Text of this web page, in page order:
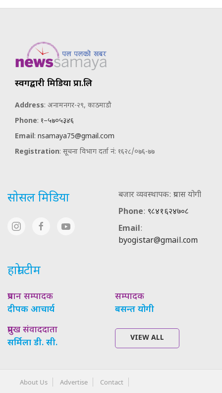
स्वर्गद्वारी मिडिया प्रा.लि
Address: अनामनगर-२९, काठमाडौ
Phone: १–५७०५३४६
Email: nsamaya75@gmail.com
Registration: सूचना विभाग दर्ता नं: १६२८/०७६-७७
सोसल मिडिया
बजार व्यवस्थापक: प्रयास योगी
Phone: ९८४१६२४७०८
Email:
byogistar@gmail.com
हाम्रो टीम
प्रधान सम्पादक
दीपक आचार्य
सम्पादक
बसन्त योगी
प्रमुख संवाददाता
सर्मिला डी. सी.
VIEW ALL
About Us Advertise Contact